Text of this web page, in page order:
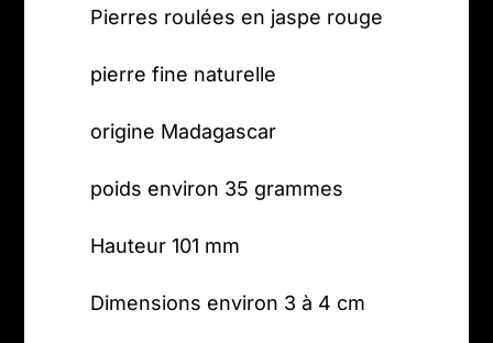
Pierres roulées en jaspe rouge
pierre fine naturelle
origine Madagascar
poids environ 35 grammes
Hauteur 101 mm
Dimensions environ 3 à 4 cm